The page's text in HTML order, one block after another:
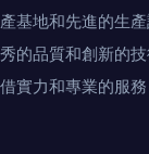
基地和先進的生
的品質和創新的
實力和專業的服